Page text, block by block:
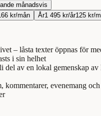
månadsvis
kr/mån År1 495 kr/år125 kr/
– låsta texter öppnas för
i sin helhet
del av en lokal gemenskap av
kommentarer, evenemang och